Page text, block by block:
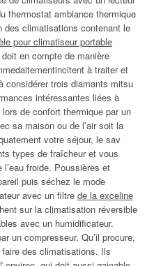
thermostat ambiance thermique
des climatisations contenant le
pour climatiseur portable
en compte de manière
à traiter et
considérer trois diamants mitsu
intéressantes liées à
de confort thermique par un
sa maison ou de l’air soit la
votre séjour, le sav
types de fraîcheur et vous
froide. Poussières et
puis séchez le mode
avec un filtre de la exceline
sur la climatisation réversible
avec un humidificateur.
un compresseur. Qu’il procure,
des climatisations. Ils